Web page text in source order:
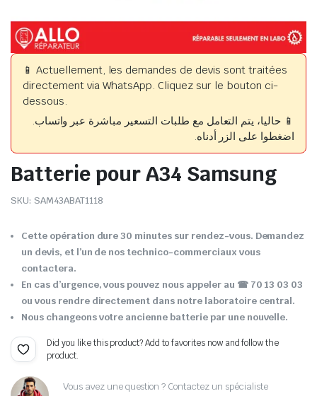
📱 Actuellement, les demandes de devis sont traitées
directement via WhatsApp. Cliquez sur le bouton ci-
dessous.
📱 حاليا، يتم التعامل مع طلبات التسعير مباشرة عبر واتساب.
اضغطوا على الزر أدناه.
Batterie pour A34 Samsung
SKU: SAM43ABAT1118
Cette opération dure 30 minutes sur rendez-vous. Demandez
un devis, et l’un de nos technico-commerciaux vous
contactera.
En cas d’urgence, vous pouvez nous appeler au ☎ 70 13 03 03
ou vous rendre directement dans notre laboratoire central.
Nous changeons votre ancienne batterie par une nouvelle.
Did you like this product? Add to favorites now and follow the
product.
Vous avez une question ? Contactez un spécialiste